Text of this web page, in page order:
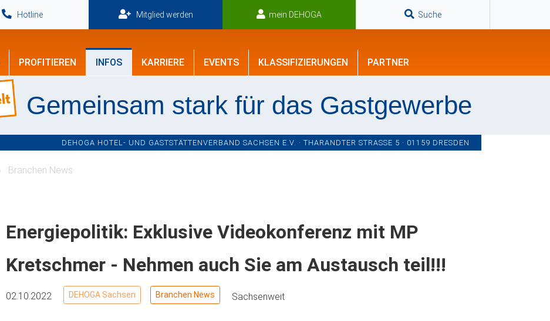
Hotline Mitglied werden mein DEHOGA Suche
PROFITIEREN INFOS KARRIERE EVENTS KLASSIFIZIERUNGEN PARTNER
Gemeinsam stark für das Gastgewerbe
DEHOGA HOTEL- UND GASTSTÄTTENVERBAND SACHSEN E.V. · THARANDTER STRASSE 5 · 01159 DRESDEN
Branchen News
Energiepolitik: Exklusive Videokonferenz mit MP
Kretschmer - Nehmen auch Sie am Austausch teil!!!
02.10.2022 DEHOGA Sachsen Branchen News Sachsenweit